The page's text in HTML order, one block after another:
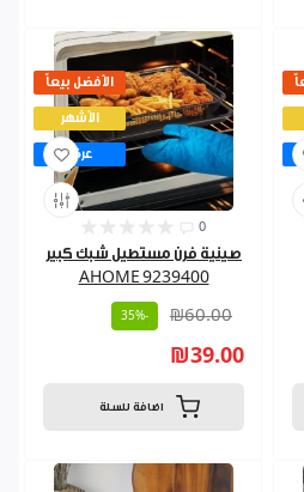
الأفضل بيعاً
الأشهر
عرض
0
صينية فرن مستطيل شبك كبير
AHOME 9239400
₪60.00
-35%
₪39.00
اضافة للسلة